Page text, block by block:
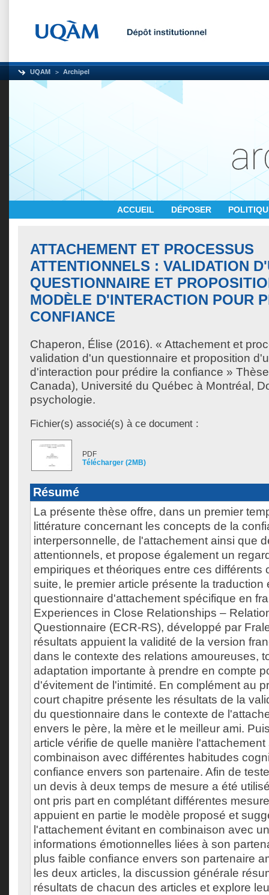
UQAM Archipel
ACCUEIL DÉPOSER
ATTACHEMENT ET PROCESSUS
ATTENTIONNELS : VALIDATION
QUESTIONNAIRE ET
MODÈLE D'INTERACTION POUR
CONFIANCE
Chaperon, Élise (2016). « Attachement et
validation d'un questionnaire et proposition
d'interaction pour prédire la confiance »
Canada), Université du Québec à Montréal,
psychologie.
Fichier(s) associé(s) à ce document :
PDF
Télécharger (2MB)
Résumé
La présente thèse offre, dans un premier
littérature concernant les concepts de la
interpersonnelle, de l'attachement ainsi que
attentionnels, et propose également un
empiriques et théoriques entre ces différents
suite, le premier article présente la traduction
questionnaire d'attachement spécifique en
Experiences in Close Relationships –
Questionnaire (ECR-RS), développé par
résultats appuient la validité de la version
dans le contexte des relations amoureuses,
adaptation importante à prendre en compte
d'évitement de l'intimité. En complément au
court chapitre présente les résultats de la
du questionnaire dans le contexte de
envers le père, la mère et le meilleur ami.
article vérifie de quelle manière
combinaison avec différentes habitudes
confiance envers son partenaire. Afin de
un devis à deux temps de mesure a été
ont pris part en complétant différentes
appuient en partie le modèle proposé et
l'attachement évitant en combinaison avec
informations émotionnelles liées à son
plus faible confiance envers son partenaire
les deux articles, la discussion générale
résultats de chacun des articles et explore